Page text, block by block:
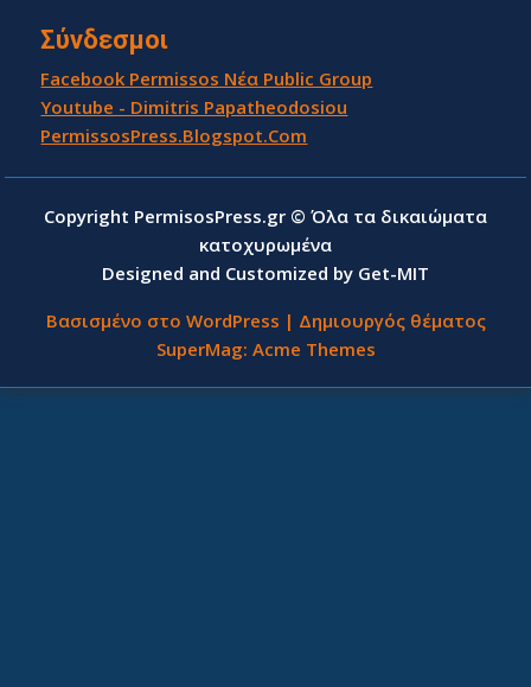
Σύνδεσμοι
Facebook Permissos Νέα Public Group
Youtube - Dimitris Papatheodosiou
PermissosPress.Blogspot.Com
Copyright PermisosPress.gr © Όλα τα δικαιώματα
κατοχυρωμένα
Designed and Customized by Get-MIT
Βασισμένο στο WordPress | Δημιουργός θέματος
SuperMag: Acme Themes